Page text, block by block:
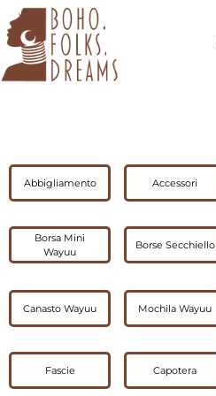
Abbigliamento Accessori
Borsa Mini
Wayuu
Borse Secchiello
Canasto Wayuu Mochila Wayuu
Fascie Capotera